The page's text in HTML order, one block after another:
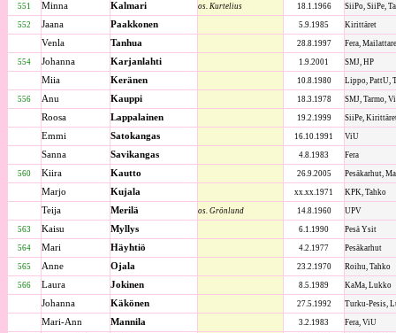
551 Minna Kalmari os. Kurtelius 18.1.1966 SiiPo, SiiPe,
552 Jaana Paakkonen 5.9.1985 Kirittäret
Venla Tanhua 28.8.1997 Fera,
554 Johanna Karjanlahti 1.9.2001 SMJ, HP
Miia Keränen 10.8.1980 Lippo, PattU,
556 Anu Kauppi 18.3.1978 SMJ, Tarmo,
Roosa Lappalainen 19.2.1999 SiiPe,
Emmi Satokangas 16.10.1991 ViU
Sanna Savikangas 4.8.1983 Fera
560 Kiira Kautto 26.9.2005 Pesäkarhut,
Marjo Kujala xx.xx.1971 KPK, Tahko
Teija Merilä os. Grönlund 14.8.1960 UPV
563 Kaisu Myllys 6.1.1990 Pesä Ysit
564 Mari Häyhtiö 4.2.1977 Pesäkarhut
565 Anne Ojala 23.2.1970 Roihu, Tahko
566 Laura Jokinen 8.5.1989 KaMa, Lukko
Johanna Käkönen 27.5.1992 Turku-Pesis,
Mari-Ann Mannila 3.2.1983 Fera, ViU